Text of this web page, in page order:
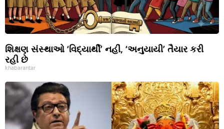
શિક્ષણ સંસ્થાઓ ‘વિદ્યાર્થી’ નહીં, ‘અનુયાયી’ તૈયાર કરી
રહી છે
khabarantar